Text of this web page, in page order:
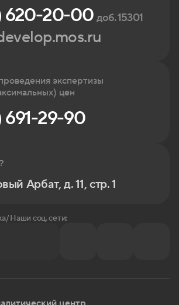
620-20-00доб. 15301
экспертизы
цен
691-29-90
Арбат, д. 11, стр. 1
Наши соц. сети: